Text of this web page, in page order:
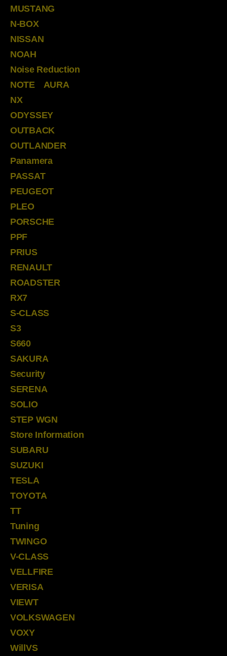
MUSTANG
N-BOX
NISSAN
NOAH
Noise Reduction
NOTE AURA
NX
ODYSSEY
OUTBACK
OUTLANDER
Panamera
PASSAT
PEUGEOT
PLEO
PORSCHE
PPF
PRIUS
RENAULT
ROADSTER
RX7
S-CLASS
S3
S660
SAKURA
Security
SERENA
SOLIO
STEP WGN
Store Information
SUBARU
SUZUKI
TESLA
TOYOTA
TT
Tuning
TWINGO
V-CLASS
VELLFIRE
VERISA
VIEWT
VOLKSWAGEN
VOXY
WillVS